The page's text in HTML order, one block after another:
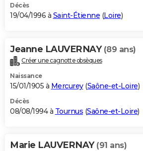
Décès
19/04/1996 à Saint-Étienne (Loire)
Jeanne LAUVERNAY (89 ans)
Créer une cagnotte obsèques
Naissance
15/01/1905 à Mercurey(Saône-et-Loire)
Décès
08/08/1994 à Tournus (Saône-et-Loire)
Marie LAUVERNAY (91 ans)